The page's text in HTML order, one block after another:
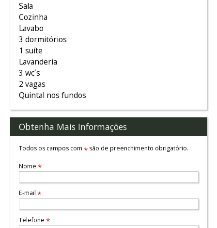
Sala
Cozinha
Lavabo
3 dormitórios
1 suíte
Lavanderia
3 wc´s
2 vagas
Quintal nos fundos
Obtenha Mais Informações
Todos os campos com *são de preenchimento obrigatório.
Nome *
E-mail *
Telefone *